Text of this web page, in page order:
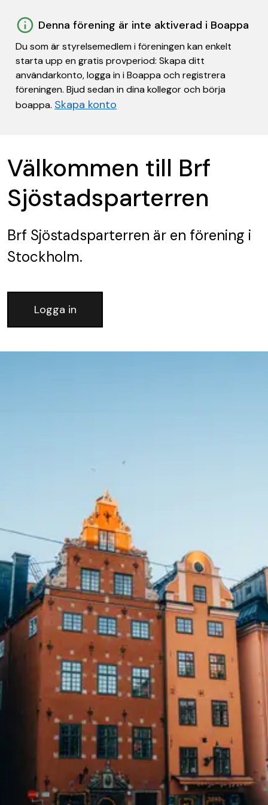
Denna förening är inte aktiverad i Boappa
Du som är styrelsemedlem i föreningen kan enkelt
starta upp en gratis provperiod: Skapa ditt
användarkonto, logga in i Boappa och registrera
föreningen. Bjud sedan in dina kollegor och börja
boappa. Skapa konto
Välkommen till Brf
Sjöstadsparterren
Brf Sjöstadsparterren är en förening i
Stockholm.
Logga in